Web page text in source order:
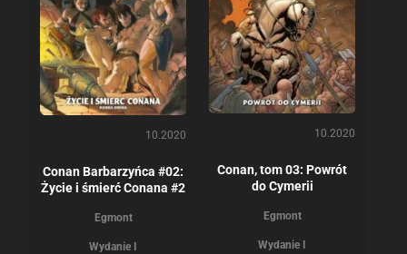
10.2020
Conan Barbarzyńca #02:
Życie i śmierć Conana #2
Egmont
Wydanie I
10.2020
Conan, tom 03: Powrót
do Cymerii
Egmont
Wydanie I